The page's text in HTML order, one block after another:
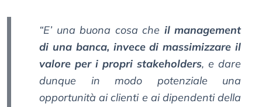
“E’ una buona cosa che il management
di una banca, invece di massimizzare il
valore per i propri stakeholders, e dare
dunque in modo potenziale una
opportunità ai clienti e ai dipendenti della